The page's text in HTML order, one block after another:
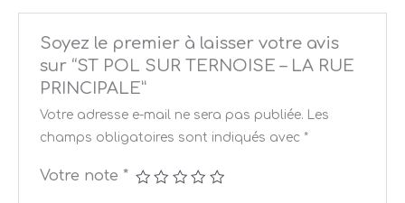
Soyez le premier à laisser votre avis
sur “ST POL SUR TERNOISE – LA RUE
PRINCIPALE”
Votre adresse e-mail ne sera pas publiée.
Les
champs obligatoires sont indiqués avec *
Votre note *